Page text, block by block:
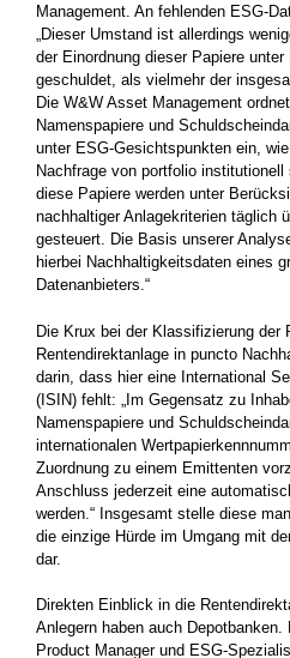
Management. An fehlenden ESG-
„Dieser Umstand ist allerdings
der Einordnung dieser Papiere
geschuldet, als vielmehr der
Die W&W Asset Management
Namenspapiere und
unter ESG-Gesichtspunkten ein,
Nachfrage von portfolio
diese Papiere werden unter
nachhaltiger Anlagekriterien täglich
gesteuert. Die Basis unserer
hierbei Nachhaltigkeitsdaten eines
Datenanbieters.“
Die Krux bei der Klassifizierung der
Rentendirektanlage in puncto
darin, dass hier eine International
(ISIN) fehlt: „Im Gegensatz zu
Namenspapiere und
internationalen
Zuordnung zu einem Emittenten
Anschluss jederzeit eine
werden.“ Insgesamt stelle diese
die einzige Hürde im Umgang mit
dar.
Direkten Einblick in die
Anlegern haben auch
Product Manager und ESG-